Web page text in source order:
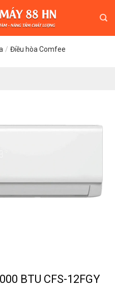
/ Điều hòa Comfee
BTU CFS-12FGY